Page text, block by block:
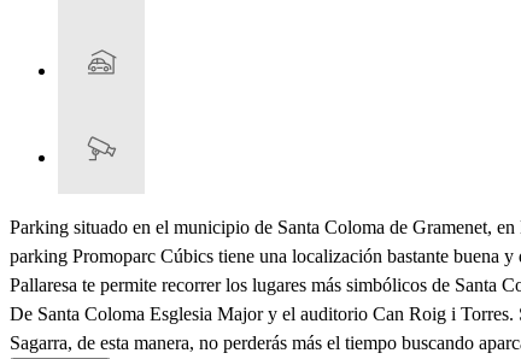
Parking situado en el municipio de Santa Coloma de Gramenet,
parking Promoparc Cúbics tiene una localización bastante buena
Pallaresa te permite recorrer los lugares más simbólicos de Santa
De Santa Coloma Esglesia Major y el auditorio Can Roig i Torres.
Sagarra, de esta manera, no perderás más el tiempo buscando